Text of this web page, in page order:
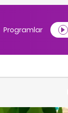
Programlar